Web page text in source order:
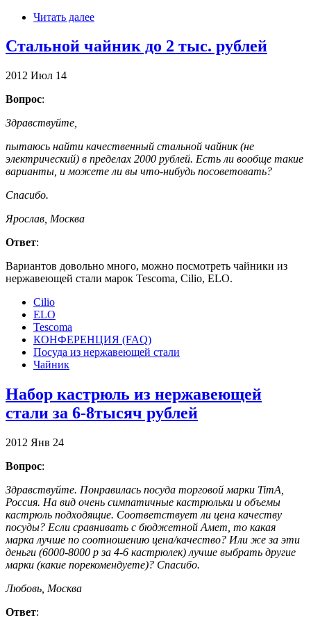
Читать далее
Стальной чайник до 2 тыс. рублей
2012 Июл 14
Вопрос:
Здравствуйте,
пытаюсь найти качественный стальной чайник (не
электрический) в пределах 2000 рублей. Есть ли вообще такие
варианты, и можете ли вы что-нибудь посоветовать?
Спасибо.
Ярослав, Москва
Ответ:
Вариантов довольно много, можно посмотреть чайники из
нержавеющей стали марок Tescomа, Cilio, ELO.
Cilio
ELO
Tescoma
КОНФЕРЕНЦИЯ (FAQ)
Посуда из нержавеющей стали
Чайник
Набор кастрюль из нержавеющей
стали за 6-8тысяч рублей
2012 Янв 24
Вопрос:
Здравствуйте. Понравилась посуда торговой марки TimA,
Россия. На вид очень симпатичные кастрюльки и объемы
кастрюль подходящие. Соответствует ли цена качеству
посуды? Если сравнивать с бюджетной Амет, то какая
марка лучше по соотношению цена/качество? Или же за эти
деньги (6000-8000 р за 4-6 кастрюлек) лучше выбрать другие
марки (какие порекомендуете)? Спасибо.
Любовь, Москва
Ответ: